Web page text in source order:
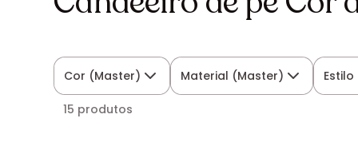
Cor (Master) Material (Master) Estilo
15 produtos